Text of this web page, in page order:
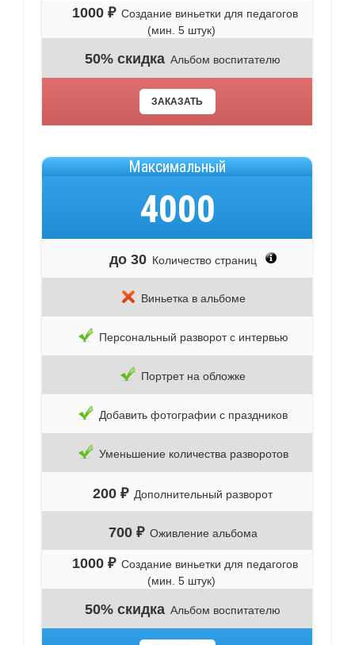
1000 ₽ Создание виньетки для педагогов
(мин. 5 штук)
50% скидка Альбом воспитателю
ЗАКАЗАТЬ
Максимальный
4000
до 30 Количество страниц
Виньетка в альбоме
Персональный разворот с интервью
Портрет на обложке
Добавить фотографии с праздников
Уменьшение количества разворотов
200 ₽ Дополнительный разворот
700 ₽ Оживление альбома
1000 ₽ Создание виньетки для педагогов
(мин. 5 штук)
50% скидка Альбом воспитателю